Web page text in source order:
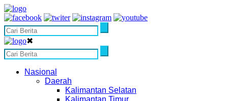
✖
Nasional
Daerah
Kalimantan Selatan
Kalimantan Timur